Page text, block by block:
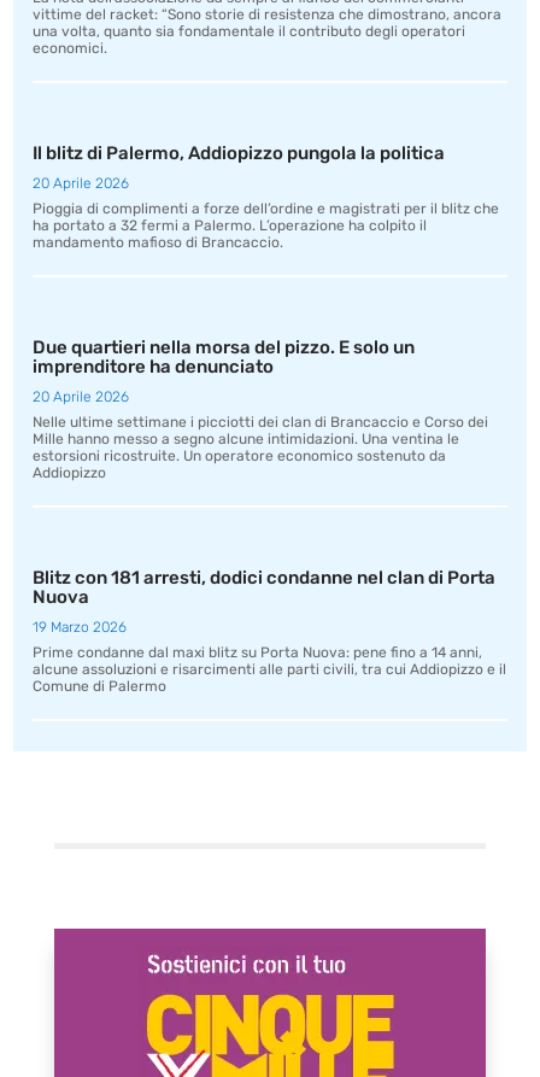
vittime del racket: “Sono storie di resistenza che dimostrano, ancora
una volta, quanto sia fondamentale il contributo degli operatori
economici.
Il blitz di Palermo, Addiopizzo pungola la politica
20 Aprile 2026
Pioggia di complimenti a forze dell’ordine e magistrati per il blitz che
ha portato a 32 fermi a Palermo. L’operazione ha colpito il
mandamento mafioso di Brancaccio.
Due quartieri nella morsa del pizzo. E solo un
imprenditore ha denunciato
20 Aprile 2026
Nelle ultime settimane i picciotti dei clan di Brancaccio e Corso dei
Mille hanno messo a segno alcune intimidazioni. Una ventina le
estorsioni ricostruite. Un operatore economico sostenuto da
Addiopizzo
Blitz con 181 arresti, dodici condanne nel clan di Porta
Nuova
19 Marzo 2026
Prime condanne dal maxi blitz su Porta Nuova: pene fino a 14 anni,
alcune assoluzioni e risarcimenti alle parti civili, tra cui Addiopizzo e il
Comune di Palermo